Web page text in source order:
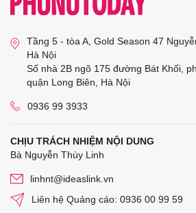
Tầng 5 - tòa A, Gold Season 47
Hà Nội
Số nhà 2B ngõ 175 đường Bát Khối,
quận Long Biên, Hà Nội
0936 99 3933
CHỊU TRÁCH NHIỆM NỘI DUNG
Bà Nguyễn Thùy Linh
linhnt@ideaslink.vn
Liên hệ Quảng cáo: 0936 00 99 59